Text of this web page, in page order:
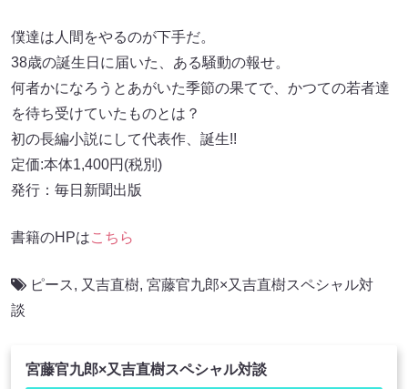
僕達は人間をやるのが下手だ。
38歳の誕生日に届いた、ある騒動の報せ。
何者かになろうとあがいた季節の果てで、かつての若者達
を待ち受けていたものとは？
初の長編小説にして代表作、誕生!!
定価:本体1,400円(税別)
発行：毎日新聞出版
書籍のHPはこちら
ピース, 又吉直樹, 宮藤官九郎×又吉直樹スペシャル対
談
宮藤官九郎×又吉直樹スペシャル対談